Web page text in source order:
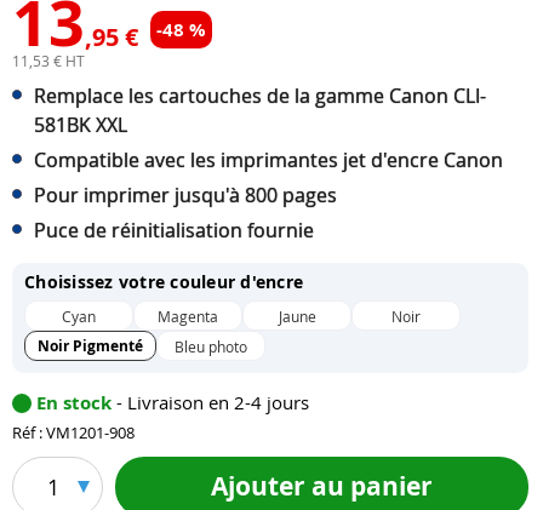
13,95 € -48 %
11,53 € HT
Remplace les cartouches de la gamme Canon CLI-
581BK XXL
Compatible avec les imprimantes jet d'encre Canon
Pour imprimer jusqu'à 800 pages
Puce de réinitialisation fournie
Choisissez votre couleur d'encre
Cyan Magenta Jaune Noir
Noir Pigmenté Bleu photo
En stock - Livraison en 2-4 jours
Réf : VM1201-908
1 Ajouter au panier